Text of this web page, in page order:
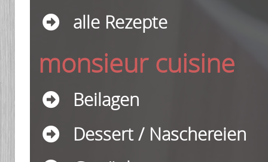
alle Rezepte
monsieur cuisine
Beilagen
Dessert / Naschereien